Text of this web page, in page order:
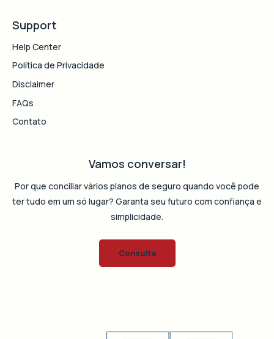
Support
Help Center
Política de Privacidade
Disclaimer
FAQs
Contato
Vamos conversar!
Por que conciliar vários planos de seguro quando você pode
ter tudo em um só lugar? Garanta seu futuro com confiança e
simplicidade.
Consulta